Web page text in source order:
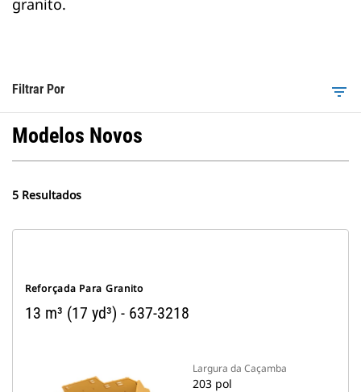
granito.
Filtrar Por filter_list
Modelos Novos
5 Resultados
Reforçada Para Granito
13 m³ (17 yd³) - 637-3218
Largura da Caçamba
203 pol